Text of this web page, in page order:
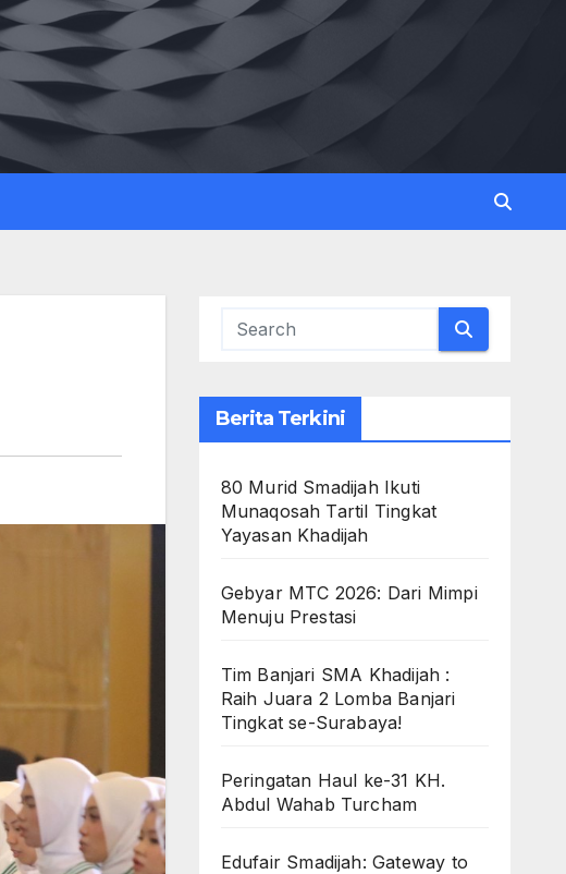
Berita Terkini
80 Murid Smadijah Ikuti
Munaqosah Tartil Tingkat
Yayasan Khadijah
Gebyar MTC 2026: Dari Mimpi
Menuju Prestasi
Tim Banjari SMA Khadijah :
Raih Juara 2 Lomba Banjari
Tingkat se-Surabaya!
Peringatan Haul ke-31 KH.
Abdul Wahab Turcham
Edufair Smadijah: Gateway to